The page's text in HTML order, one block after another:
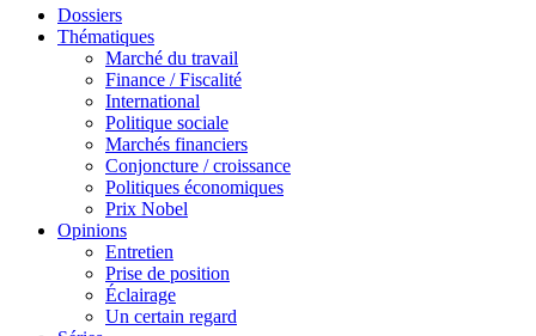
Dossiers
Thématiques
Marché du travail
Finance / Fiscalité
International
Politique sociale
Marchés financiers
Conjoncture / croissance
Politiques économiques
Prix Nobel
Opinions
Entretien
Prise de position
Éclairage
Un certain regard